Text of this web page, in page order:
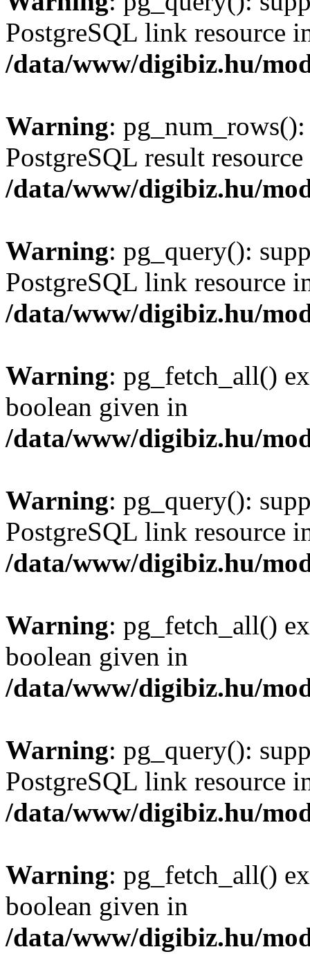
PostgreSQL link resource
/data/www/digibiz.hu/
Warning:
PostgreSQL result
/data/www/digibiz.hu/
Warning: pg_query():
PostgreSQL link resource
/data/www/digibiz.hu/
Warning: pg_fetch_all()
boolean given in
/data/www/digibiz.hu/
Warning: pg_query():
PostgreSQL link resource
/data/www/digibiz.hu/
Warning: pg_fetch_all()
boolean given in
/data/www/digibiz.hu/
Warning: pg_query():
PostgreSQL link resource
/data/www/digibiz.hu/
Warning: pg_fetch_all()
boolean given in
/data/www/digibiz.hu/